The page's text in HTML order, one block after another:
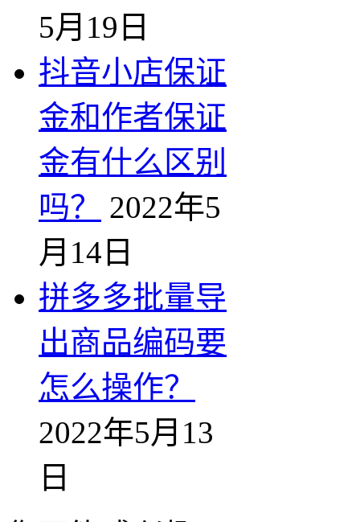
5月19日
抖音小店保证
金和作者保证
金有什么区别
吗？
2022年5
月14日
拼多多批量导
出商品编码要
怎么操作？
2022年5月13
日